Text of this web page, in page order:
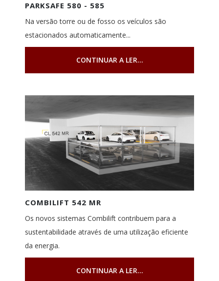
PARKSAFE 580 - 585
Na versão torre ou de fosso os veículos são
estacionados automaticamente...
CONTINUAR A LER...
COMBILIFT 542 MR
Os novos sistemas Combilift contribuem para a
sustentabilidade através de uma utilização eficiente
da energia.
CONTINUAR A LER...